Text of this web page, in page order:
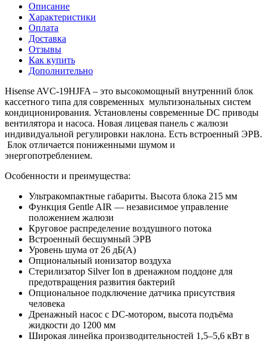
Описание
Характеристики
Оплата
Доставка
Отзывы
Как купить
Дополнительно
Hisense AVC-19HJFA – это высокомощный внутренний блок
кассетного типа для современных мультизональных систем
кондиционирования. Установлены современные DC приводы
вентилятора и насоса. Новая лицевая панель с жалюзи
индивидуальной регулировки наклона. Есть встроенный ЭРВ.
Блок отличается пониженными шумом и
энергопотреблением.
Особенности и преимущества:
Ультракомпактные габариты. Высота блока 215 мм
Функция Gentle AIR — независимое управление
положением жалюзи
Круговое распределение воздушного потока
Встроенный бесшумный ЭРВ
Уровень шума от 26 дБ(А)
Опциональный ионизатор воздуха
Стерилизатор Silver Ion в дренажном поддоне для
предотвращения развития бактерий
Опциональное подключение датчика присутствия
человека
Дренажный насос с DC-мотором, высота подъёма
жидкости до 1200 мм
Широкая линейка производительностей 1,5–5,6 кВт в